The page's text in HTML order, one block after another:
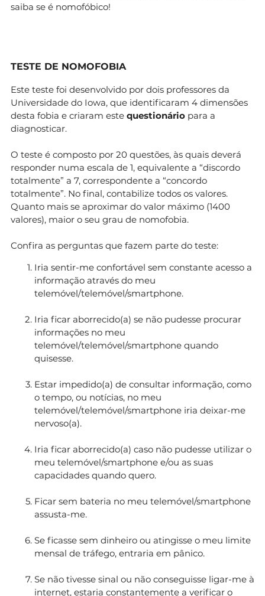
saiba se é nomofóbico!
TESTE DE NOMOFOBIA
Este teste foi desenvolvido por dois professores da
Universidade do Iowa, que identificaram 4 dimensões
desta fobia e criaram este questionário para a
diagnosticar.
O teste é composto por 20 questões, às quais deverá
responder numa escala de 1, equivalente a “discordo
totalmente” a 7, correspondente a “concordo
totalmente”. No final, contabilize todos os valores.
Quanto mais se aproximar do valor máximo (1400
valores), maior o seu grau de nomofobia.
Confira as perguntas que fazem parte do teste:
Iria sentir-me confortável sem constante acesso a
informação através do meu
telemóvel/telemóvel/smartphone.
Iria ficar aborrecido(a) se não pudesse procurar
informações no meu
telemóvel/telemóvel/smartphone quando
quisesse.
Estar impedido(a) de consultar informação, como
o tempo, ou notícias, no meu
telemóvel/telemóvel/smartphone iria deixar-me
nervoso(a).
Iria ficar aborrecido(a) caso não pudesse utilizar o
meu telemóvel/smartphone e/ou as suas
capacidades quando quero.
Ficar sem bateria no meu telemóvel/smartphone
assusta-me.
Se ficasse sem dinheiro ou atingisse o meu limite
mensal de tráfego, entraria em pânico.
Se não tivesse sinal ou não conseguisse ligar-me à
internet, estaria constantemente a verificar o